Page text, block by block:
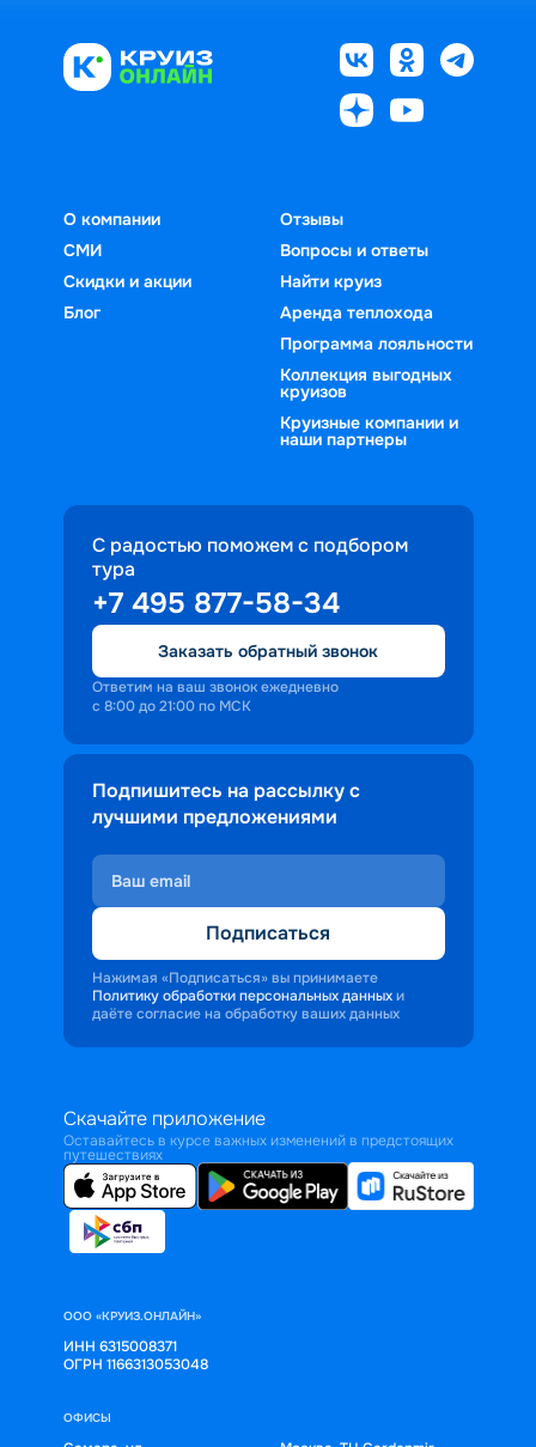
О компании
СМИ
Скидки и акции
Блог
Отзывы
Вопросы и ответы
Найти круиз
Аренда теплохода
Программа лояльности
Коллекция выгодных
круизов
Круизные компании и
наши партнеры
С радостью поможем с подбором
тура
+7 495 877-58-34
Заказать обратный звонок
Ответим на ваш звонок ежедневно
с 8:00 до 21:00 по МСК
Подпишитесь на рассылку с
лучшими предложениями
Подписаться
Нажимая «Подписаться» вы принимаете
Политику обработки персональных данных и
даёте согласие на обработку ваших данных
Скачайте приложение
Оставайтесь в курсе важных изменений в предстоящих
путешествиях
ООО «КРУИЗ.ОНЛАЙН»
ИНН 6315008371
ОГРН 1166313053048
ОФИСЫ